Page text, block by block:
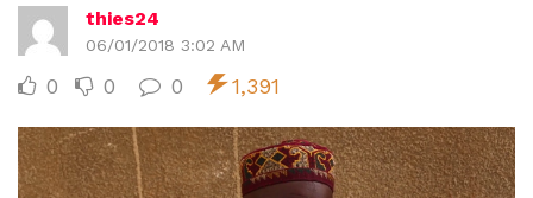
thies24
06/01/2018 3:02 AM
0 0 0 1,391